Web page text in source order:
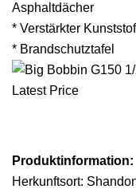
Asphaltdächer
* Verstärkter
* Brandschutztafel
Produktinformation:
Herkunftsort: